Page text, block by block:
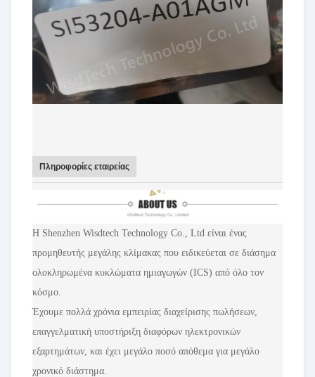
Πληροφορίες εταιρείας
Η Shenzhen Wisdtech Technology Co., Ltd είναι ένας
προμηθευτής μεγάλης κλίμακας που ειδικεύεται σε διάσημα
ολοκληρωμένα κυκλώματα ημιαγωγών (ICS) από όλο τον
κόσμο.
Έχουμε πολλά χρόνια εμπειρίας διαχείρισης πωλήσεων,
επαγγελματική υποστήριξη διαφόρων ηλεκτρονικών
εξαρτημάτων, και έχει μεγάλο ποσό απόθεμα για μεγάλο
χρονικό διάστημα.